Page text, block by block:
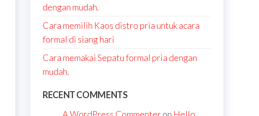
dengan mudah.
Cara memilih Kaos distro pria untuk acara
formal di siang hari
Cara memakai Sepatu formal pria dengan
mudah.
RECENT COMMENTS